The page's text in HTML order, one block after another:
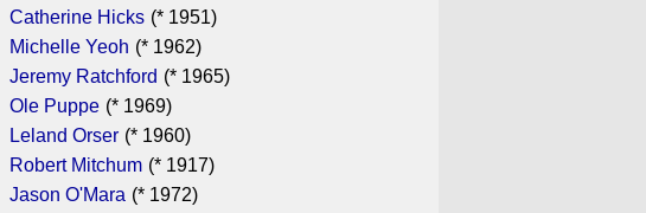
Catherine Hicks (* 1951)
Michelle Yeoh (* 1962)
Jeremy Ratchford (* 1965)
Ole Puppe (* 1969)
Leland Orser (* 1960)
Robert Mitchum (* 1917)
Jason O'Mara (* 1972)